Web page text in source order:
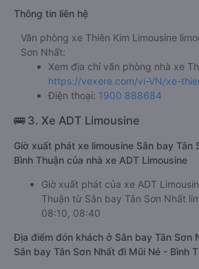
Thông tin liên hệ
Văn phòng xe Thiên Kim Limousine
Sơn Nhất:
Xem địa chỉ văn phòng nhà xe
https://vexere.com/vi-VN/xe-
Điện thoại: 1900 888684
🚌 3. Xe ADT Limousine
Giờ xuất phát xe limousine Sân bay Tân
Bình Thuận của nhà xe ADT Limousine
Giờ xuất phát của xe ADT
Thuận từ Sân bay Tân Sơn Nhất
08:10, 08:40
Địa điểm đón khách ở Sân bay Tân Sơn
Sân bay Tân Sơn Nhất đi Mũi Né - Bình